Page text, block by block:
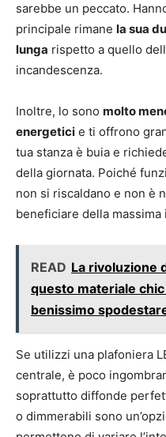
sarebbe un peccato.
principale rimane la sua
lunga rispetto a quello
incandescenza.
Inoltre, lo sono molto
energetici e ti offrono
tua stanza è buia e
della giornata. Poiché
non si riscaldano e non è
beneficiare della massima
READ La rivoluzione
questo materiale
benissimo
Se utilizzi una plafoniera
centrale, è poco
soprattutto diffonde
o dimmerabili sono